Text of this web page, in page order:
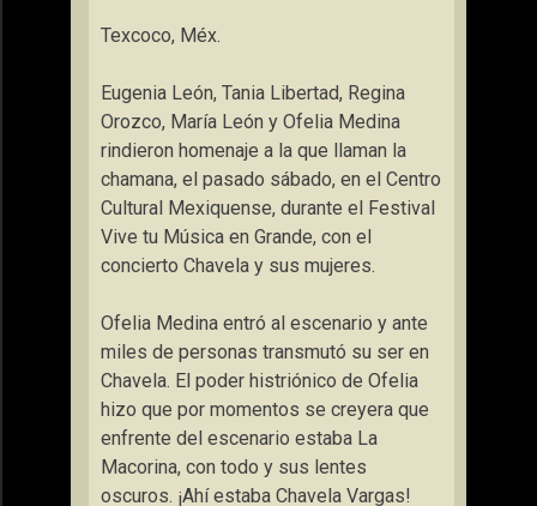
Texcoco, Méx.
Eugenia León, Tania Libertad, Regina
Orozco, María León y Ofelia Medina
rindieron homenaje a la que llaman la
chamana, el pasado sábado, en el Centro
Cultural Mexiquense, durante el Festival
Vive tu Música en Grande, con el
concierto Chavela y sus mujeres.
Ofelia Medina entró al escenario y ante
miles de personas transmutó su ser en
Chavela. El poder histriónico de Ofelia
hizo que por momentos se creyera que
enfrente del escenario estaba La
Macorina, con todo y sus lentes
oscuros. ¡Ahí estaba Chavela Vargas!